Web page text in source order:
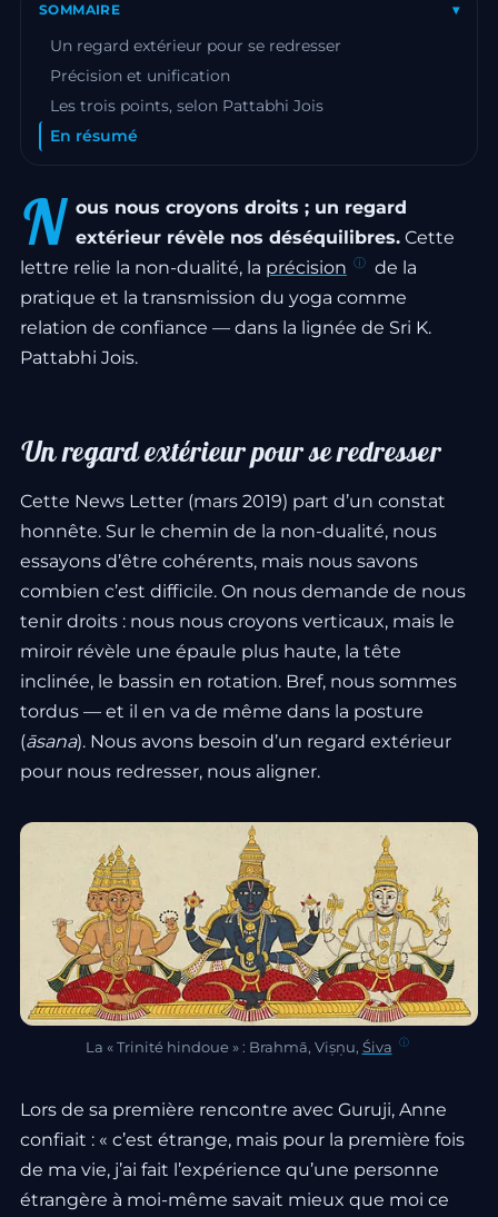
SOMMAIRE ▾
Un regard extérieur pour se redresser
Précision et unification
Les trois points, selon Pattabhi Jois
En résumé
N ous nous croyons droits ; un regard
extérieur révèle nos déséquilibres. Cette
lettre relie la non-dualité, la précision
de la
pratique et la transmission du yoga comme
relation de confiance — dans la lignée de Sri K.
Pattabhi Jois.
Un regard extérieur pour se redresser
Cette News Letter (mars 2019) part d’un constat
honnête. Sur le chemin de la non-dualité, nous
essayons d’être cohérents, mais nous savons
combien c’est difficile. On nous demande de nous
tenir droits : nous nous croyons verticaux, mais le
miroir révèle une épaule plus haute, la tête
inclinée, le bassin en rotation. Bref, nous sommes
tordus — et il en va de même dans la posture
(āsana). Nous avons besoin d’un regard extérieur
pour nous redresser, nous aligner.
La « Trinité hindoue » : Brahmā, Viṣṇu, Śiva
Lors de sa première rencontre avec Guruji, Anne
confiait : « c’est étrange, mais pour la première fois
de ma vie, j’ai fait l’expérience qu’une personne
étrangère à moi-même savait mieux que moi ce